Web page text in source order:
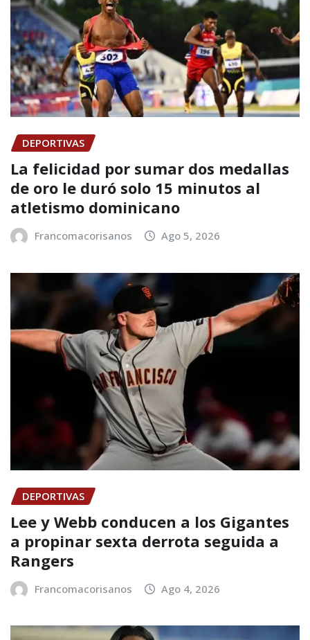
DEPORTIVAS
La felicidad por sumar dos medallas
de oro le duró solo 15 minutos al
atletismo dominicano
Francomacorisanos Ago 5, 2026
DEPORTIVAS
Lee y Webb conducen a los Gigantes
a propinar sexta derrota seguida a
Rangers
Francomacorisanos Ago 4, 2026